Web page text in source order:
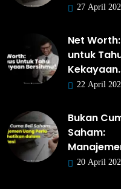
27 April
Net
untuk
22 April
Bukan
Saham:
20 April